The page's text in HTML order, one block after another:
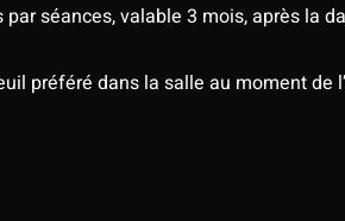
séances, valable 3 mois, après la
préféré dans la salle au moment de